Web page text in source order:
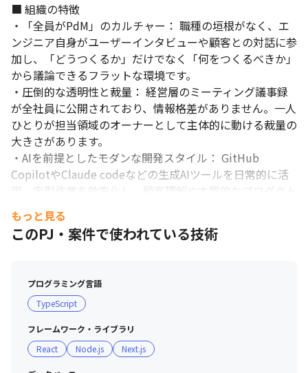
■ 組織の特徴
・「全員がPdM」のカルチャー： 職種の垣根がなく、エ
ンジニア自身がユーザーインタビューや顧客との対話に参
加し、「どうつくるか」だけでなく「何をつくるべきか」
から議論できるフラットな環境です。
・圧倒的な透明性と裁量： 経営層のミーティング議事録
が全社員に公開されており、情報格差がありません。一人
ひとりが担当領域のオーナーとして主体的に動ける裁量の
大きさがあります。
・AIを前提としたモダンな開発スタイル： GitHub
CopilotやClaude codeなどの生成AIツールを日常的に活
用。定型作業を効率化し、顧客理解や本質的なプロダクト
設計により多くの時間を使っています。
・フラットで風通しの良い社風： 代表やCTOとも距離が
近く、日々の業務のなかで気軽にディスカッションや相談
SHARE LOUNGEを利用しており、ドリンク・軽食・アル
コールが自由に楽しめます。また、チーム交流会（飲み
会・ランチ会）の費用補助もあり、オンオフ問わずコミュ
ニケーションを取りやすい環境です。
もっと見る
このPJ・案件で使われている技術
プログラミング言語
TypeScript
フレームワーク・ライブラリ
React
Node.js Next.js